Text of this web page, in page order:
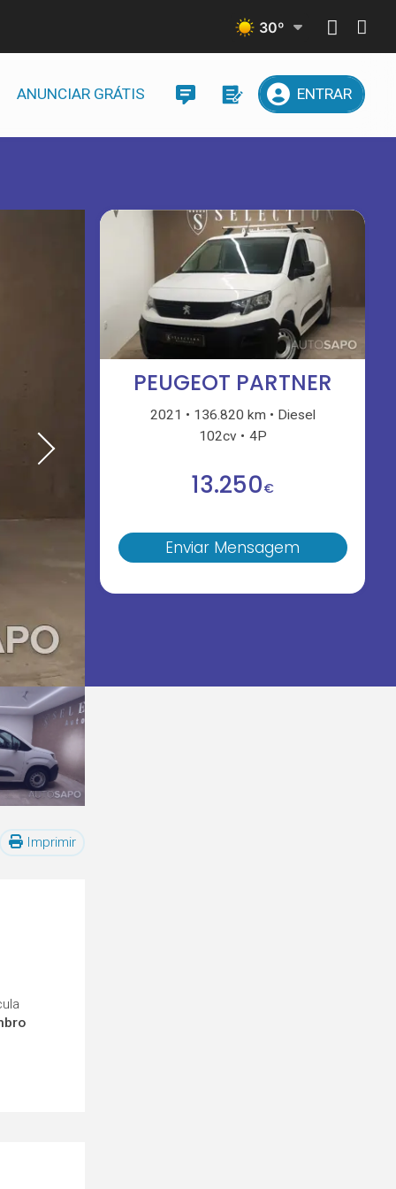
30º
ANUNCIAR GRÁTIS ENTRAR
PEUGEOT PARTNER
2021 136.820 km
Diesel
102cv
4P
13.250€
Enviar Mensagem
Imprimir